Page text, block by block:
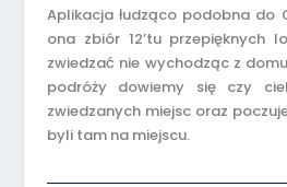
Aplikacja łudząco podobna do
ona zbiór 12’tu przepięknych
zwiedzać nie wychodząc z
podróży dowiemy się czy
zwiedzanych miejsc oraz
byli tam na miejscu.